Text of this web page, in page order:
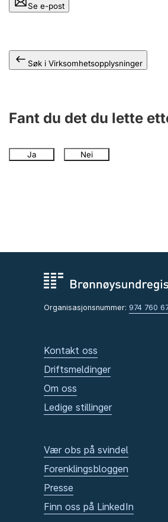
Se e-post
Søk i Virksomhetsopplysninger
Fant du det du lette
Ja Nei
Organisasjonsnummer: 974 760
Kontakt oss
Driftsmeldinger
Om oss
Ledige stillinger
Vær obs på svindel
Forenklingsbloggen
Presse
Finn oss på LinkedIn